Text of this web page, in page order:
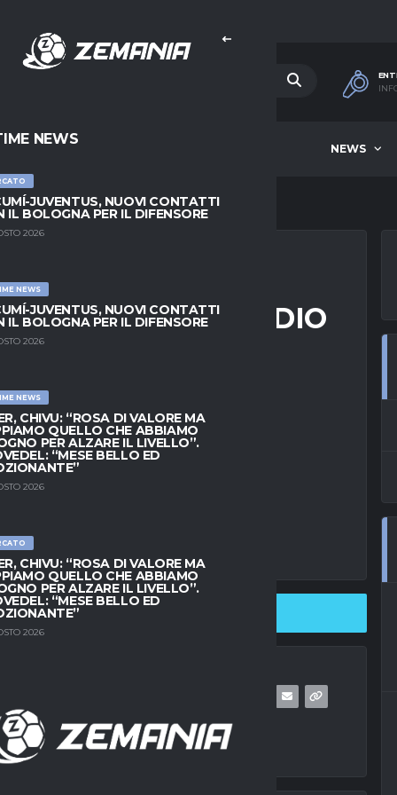
NEWS
NEWS
JUVENTUS, NUOVI CONTATTI
IL BOLOGNA PER IL DIFENSORE
2026
NEWS
JUVENTUS, NUOVI CONTATTI
IL BOLOGNA PER IL DIFENSORE
2026
NEWS
CHIVU: “ROSA DI VALORE MA
QUELLO CHE ABBIAMO
PER ALZARE IL LIVELLO”.
“MESE BELLO ED
2026
CHIVU: “ROSA DI VALORE MA
QUELLO CHE ABBIAMO
PER ALZARE IL LIVELLO”.
“MESE BELLO ED
2026
DICE BASTA; ADDIO
“SOGNAVO DI